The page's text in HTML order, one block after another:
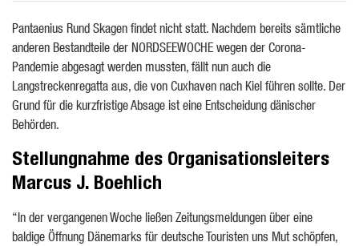
Pantaenius Rund Skagen findet nicht statt. Nachdem bereits sämtliche
anderen Bestandteile der NORDSEEWOCHE wegen der Corona-
Pandemie abgesagt werden mussten, fällt nun auch die
Langstreckenregatta aus, die von Cuxhaven nach Kiel führen sollte. Der
Grund für die kurzfristige Absage ist eine Entscheidung dänischer
Behörden.
Stellungnahme des Organisationsleiters
Marcus J. Boehlich
“In der vergangenen Woche ließen Zeitungsmeldungen über eine
baldige Öffnung Dänemarks für deutsche Touristen uns Mut schöpfen,